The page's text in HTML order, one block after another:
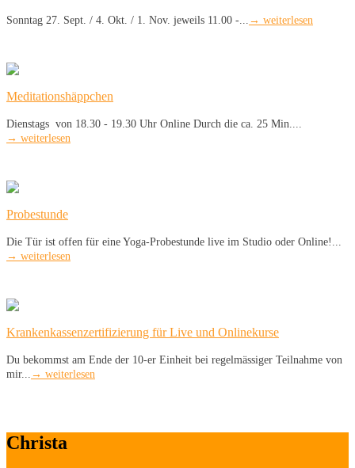
Sonntag 27. Sept. / 4. Okt. / 1. Nov. jeweils 11.00 -... → weiterlesen
Meditationshäppchen
Dienstags von 18.30 - 19.30 Uhr Online Durch die ca. 25 Min....
→ weiterlesen
Probestunde
Die Tür ist offen für eine Yoga-Probestunde live im Studio oder Online!...
→ weiterlesen
Krankenkassenzertifizierung für Live und Onlinekurse
Du bekommst am Ende der 10-er Einheit bei regelmässiger Teilnahme von
mir... → weiterlesen
Christa